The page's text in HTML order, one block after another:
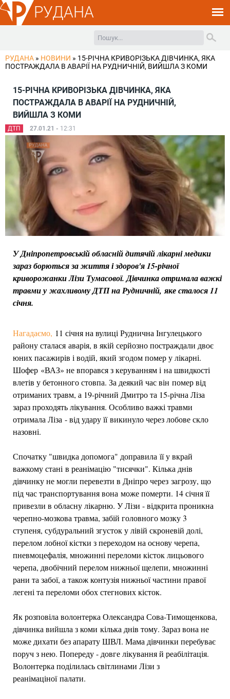
РУДАНА
РУДАНА » НОВИНИ » 15-РІЧНА КРИВОРІЗЬКА ДІВЧИНКА, ЯКА
ПОСТРАЖДАЛА В АВАРІЇ НА РУДНИЧНІЙ, ВИЙШЛА З КОМИ
15-РІЧНА КРИВОРІЗЬКА ДІВЧИНКА, ЯКА
ПОСТРАЖДАЛА В АВАРІЇ НА РУДНИЧНІЙ,
ВИЙШЛА З КОМИ
ДТП 27.01.21 - 12:31
У Дніпропетровській обласній дитячій лікарні медики
зараз борються за життя і здоров'я 15-річної
криворожанки Лізи Тумасової. Дівчинка отримала важкі
травми у жахливому ДТП на Рудничній, яке сталося 11
січня.
Нагадаємо, 11 січня на вулиці Руднична Інгулецького
району сталася аварія, в якій серйозно постраждали двоє
юних пасажирів і водій, який згодом помер у лікарні.
Шофер «ВАЗ» не впорався з керуванням і на швидкості
влетів у бетонного стовпа. За деякий час він помер від
отриманих травм, а 19-річний Дмитро та 15-річна Ліза
зараз проходять лікування. Особливо важкі травми
отримала Ліза - від удару її викинуло через лобове скло
назовні.
Спочатку "швидка допомога" доправила її у вкрай
важкому стані в реанімацію "тисячки". Кілька днів
дівчинку не могли перевезти в Дніпро через загрозу, що
під час транспортування вона може померти. 14 січня її
привезли в обласну лікарню. У Лізи - відкрита проникна
черепно-мозкова травма, забій головного мозку 3
ступеня, субдуральний згусток у лівій скроневій долі,
перелом лобної кістки з переходом на основу черепа,
пневмоцефалія, множинні переломи кісток лицьового
черепа, двобічний перелом нижньої щелепи, множинні
рани та забої, а також контузія нижньої частини правої
легені та переломи обох стегнових кісток.
Як розповіла волонтерка Олександра Сова-Тимощенкова,
дівчинка вийшла з коми кілька днів тому. Зараз вона не
може дихати без апарату ШВЛ. Мама дівчинки перебуває
поруч з нею. Попереду - довге лікування й реабілітація.
Волонтерка поділилась світлинами Лізи з
реанімаціної палати.